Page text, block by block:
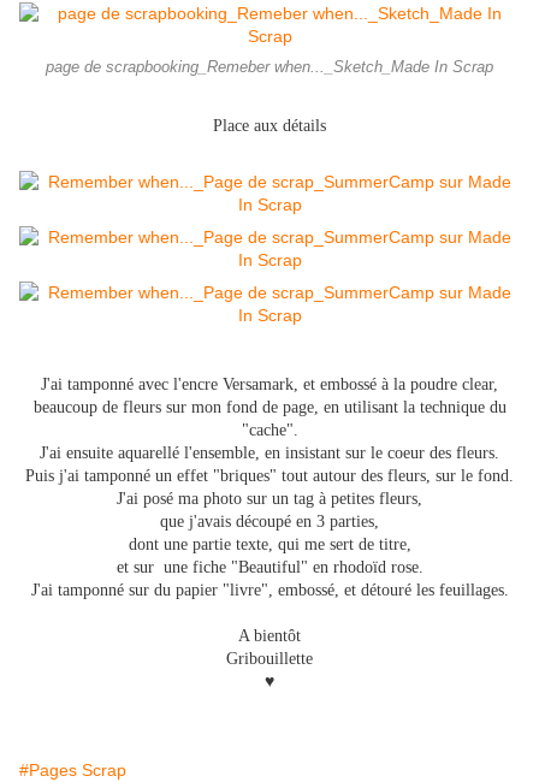
page de scrapbooking_Remeber when..._Sketch_Made In Scrap
Place aux détails
J'ai tamponné avec l'encre Versamark, et embossé à la poudre clear,
beaucoup de fleurs sur mon fond de page, en utilisant la technique du
"cache".
J'ai ensuite aquarellé l'ensemble, en insistant sur le coeur des fleurs.
Puis j'ai tamponné un effet "briques" tout autour des fleurs, sur le fond.
J'ai posé ma photo sur un tag à petites fleurs,
que j'avais découpé en 3 parties,
dont une partie texte, qui me sert de titre,
et sur une fiche "Beautiful" en rhodoïd rose.
J'ai tamponné sur du papier "livre", embossé, et détouré les feuillages.
A bientôt
Gribouillette
♥
#Pages Scrap